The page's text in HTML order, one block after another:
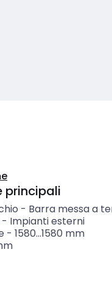
principali
- Barra messa a
- Impianti esterni
- 1580...1580 mm